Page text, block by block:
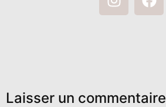
Laisser un commentaire